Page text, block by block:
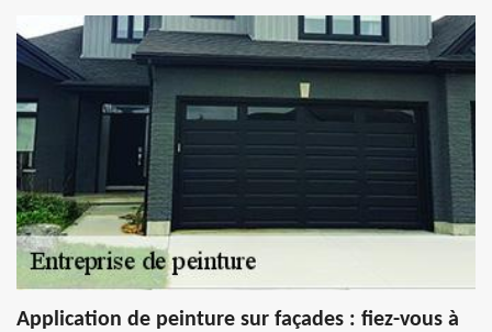
Application de peinture sur façades : fiez-vous à